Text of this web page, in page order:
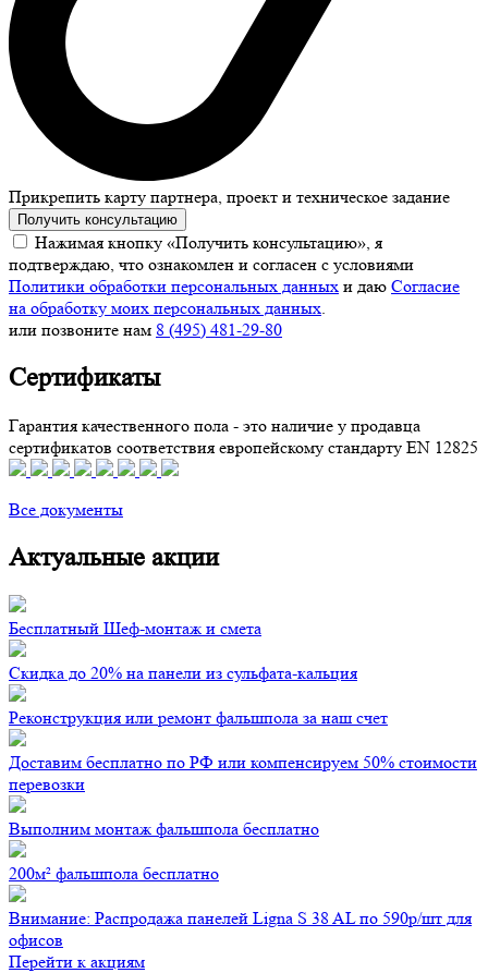
Прикрепить карту партнера, проект и техническое задание
Получить консультацию
Нажимая кнопку «Получить консультацию», я
подтверждаю, что ознакомлен и согласен с условиями
Политики обработки персональных данных и даю Согласие
на обработку моих персональных данных.
или позвоните нам 8 (495) 481-29-80
Сертификаты
Гарантия качественного пола - это наличие у продавца
сертификатов соответствия европейскому стандарту EN 12825
Все документы
Актуальные акции
Бесплатный Шеф-монтаж и смета
Скидка до 20% на панели из сульфата-кальция
Реконструкция или ремонт фальшпола за наш счет
Доставим бесплатно по РФ или компенсируем 50% стоимости
перевозки
Выполним монтаж фальшпола бесплатно
200м² фальшпола бесплатно
Внимание: Распродажа панелей Ligna S 38 AL по 590р/шт для
офисов
Перейти к акциям